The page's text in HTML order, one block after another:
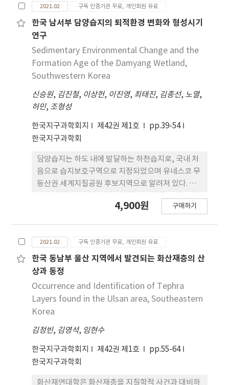
사곡층은 백악기와 쥐라기, 고원생대의 저어콘이 우
세하며 유사한 연령분포를 보인다. 점곡층과 사곡층
의 백악기 저어콘에서 각각 103.2±0.3 Ma와
104.2±0.5 Ma의 가장 젊은 가중평균연령을 구했다.
연구결과에 의하면 점곡층 및 사곡층의 퇴적시기는
앨비안에 해당된다. 쇄설성 저어콘의 연령분포는 일
음을 지시한다. 일직층은 주로 주변의 관입암체에서
퇴적물이 공급된 것으로 보이지만, 점곡층과 사곡층
은 일본 남서부의 쥐라기 부가대의 비교적 젊은 퇴적
단위로부터 기원한 것으로 해석된다.
2021.02 구독 인증기관 무료, 개인회원 유료
한국 남서부 담양습지의 퇴적환경 변화와 형성시기
연구
Sedimentary Environmental Change and the
Formation Age of the Damyang Wetland,
Southwestern Korea
신승원, 김진철, 이상헌, 이진영, 최태진, 김종선, 노열,
허민, 조형성
한국지구과학회지 제42권 제1호
pp.39-54
한국지구과학회
담양습지는 하도 내에 발달하는 하천습지로, 국내 처
음으로 습지보호구역으로 지정되었으며 유네스코 무
등산권 세계지질공원 후보지역으로 알려져 있다. 담
넓은 평야지대가 분포한다. 담양습지 주변의 퇴적환
행했다. 또한 습지 주변의 기존 시추 코어 자료를 사용
하여 종합적인 퇴적환경 변화를 해석했다. 담양습지
가 분포하는 영산강 상류 일대의 평야 지역은 후기 플
라이스토세 동안 형성된 하안단구 퇴적층이 비교적
하도와 먼 지역에 분포하고 있다. 홀로세 퇴적층은 자
갈층이 평야 일대에 걸쳐 넓게 분포하고 있어 홀로세
태로 퇴적된 것으로 해석했다. 그리고 현재와 같은 사
행하천으로 전이되면서 주로 모래가 우세한 퇴적물이
유입되었으며, 하도 주변으로는 범람원 환경이 조성
되었다. 또한 화분분석 결과를 근거로 약 6천년 전 후
에는 온난 습윤한 환경이었으며 이후 습지 퇴적층이
4,900원 구매하기
2021.02 구독 인증기관 무료, 개인회원 유료
한국 동남부 울산 지역에서 발견되는 화산재층의 산
상과 동정
Occurrence and Identification of Tephra
Layers found in the Ulsan area, Southeastern
Korea
김정빈, 김영석, 임현수
한국지구과학회지 제42권 제1호
pp.55-64
한국지구과학회
화산재연대학은 화산재층을 지질학적 사건과 대비하